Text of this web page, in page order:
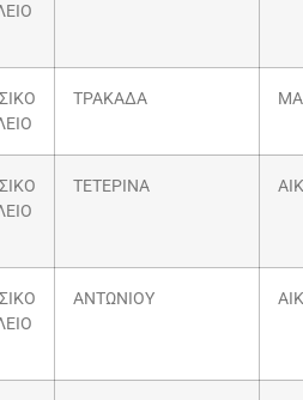
ΤΡΑΚΑΔΑ
ΤΕΤΕΡΙΝΑ
ΑΝΤΩΝΙΟΥ